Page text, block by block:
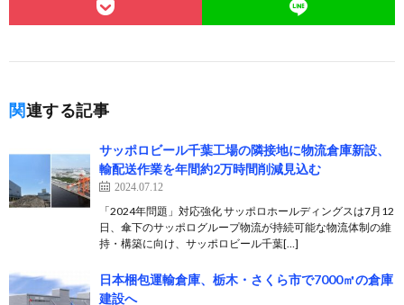
関連する記事
サッポロビール千葉工場の隣接地に物流倉庫新設、
輸配送作業を年間約2万時間削減見込む
2024.07.12
「2024年問題」対応強化 サッポロホールディングスは7月12
日、傘下のサッポログループ物流が持続可能な物流体制の維
持・構築に向け、サッポロビール千葉[…]
日本梱包運輸倉庫、栃木・さくら市で7000㎡の倉庫
建設へ